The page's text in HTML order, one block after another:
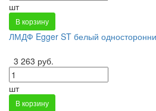
шт
В корзину
ЛМДФ Egger ST белый
3 263 руб.
шт
В корзину